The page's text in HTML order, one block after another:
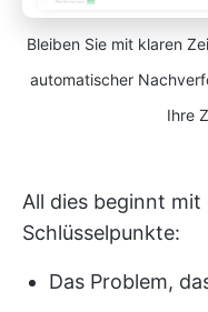
Bleiben Sie mit klaren
automatischer
Ihre
All dies beginnt
Schlüsselpunkte:
Das Problem,